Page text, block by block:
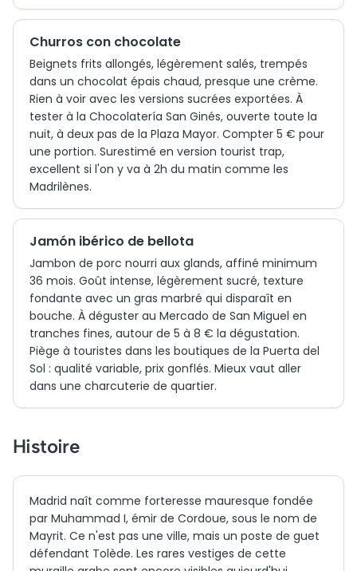
Churros con chocolate
Beignets frits allongés, légèrement salés, trempés
dans un chocolat épais chaud, presque une crème.
Rien à voir avec les versions sucrées exportées. À
tester à la Chocolatería San Ginés, ouverte toute la
nuit, à deux pas de la Plaza Mayor. Compter 5 € pour
une portion. Surestimé en version tourist trap,
excellent si l'on y va à 2h du matin comme les
Madrilènes.
Jamón ibérico de bellota
Jambon de porc nourri aux glands, affiné minimum
36 mois. Goût intense, légèrement sucré, texture
fondante avec un gras marbré qui disparaît en
bouche. À déguster au Mercado de San Miguel en
tranches fines, autour de 5 à 8 € la dégustation.
Piège à touristes dans les boutiques de la Puerta del
Sol : qualité variable, prix gonflés. Mieux vaut aller
dans une charcuterie de quartier.
Histoire
Madrid naît comme forteresse mauresque fondée
par Muhammad I, émir de Cordoue, sous le nom de
Mayrit. Ce n'est pas une ville, mais un poste de guet
défendant Tolède. Les rares vestiges de cette